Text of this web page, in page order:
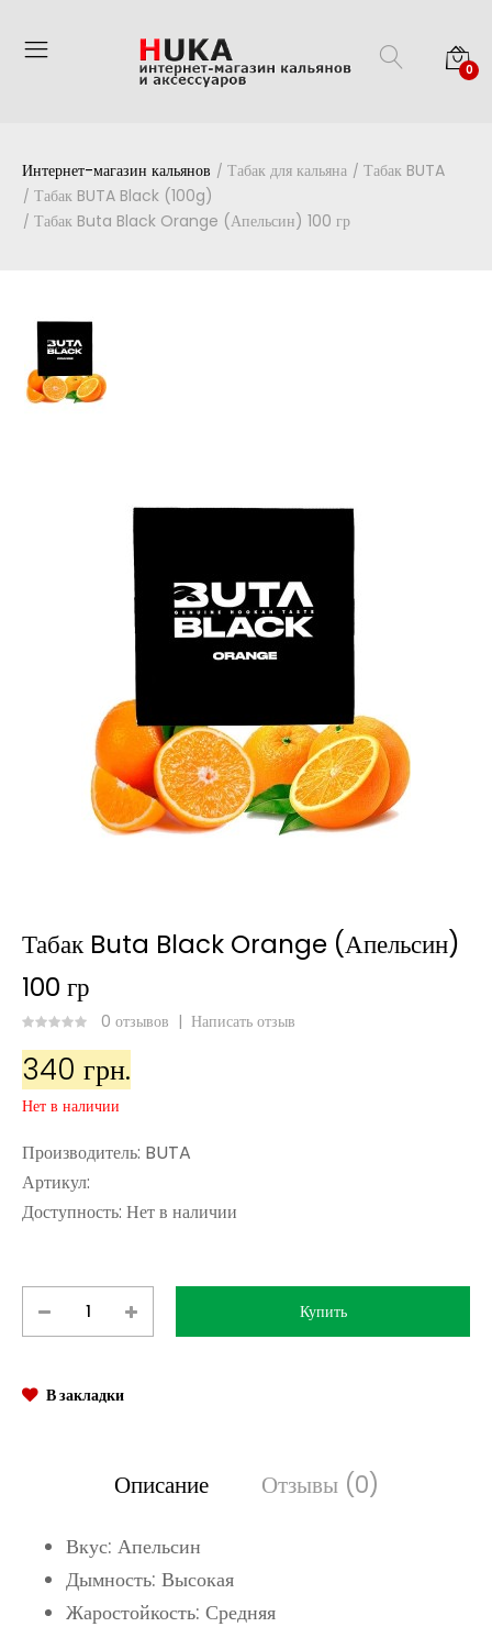
0
Интернет-магазин кальянов Табак для кальяна
Табак BUTA
Табак BUTA Black (100g)
Табак Buta Black Orange (Апельсин) 100 гр
Табак Buta Black Orange (Апельсин)
100 гр
0 отзывов | Написать отзыв
340 грн.
Нет в наличии
Производитель: BUTA
Артикул:
Доступность: Нет в наличии
В закладки
Описание Отзывы (0)
Вкус: Апельсин
Дымность: Высокая
Жаростойкость: Средняя